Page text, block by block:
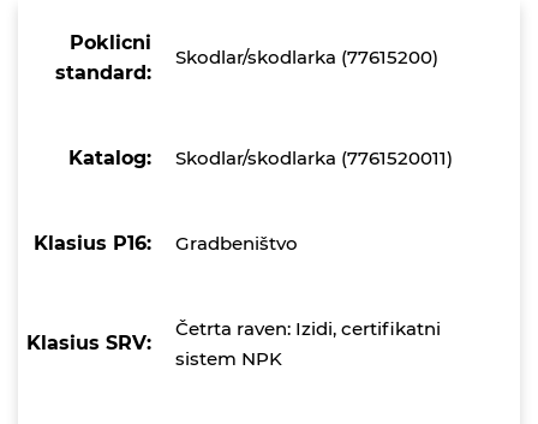
Poklicni
standard:
Skodlar/skodlarka (77615200)
Katalog: Skodlar/skodlarka (7761520011)
Klasius P16: Gradbeništvo
Klasius SRV:
Četrta raven: Izidi, certifikatni
sistem NPK